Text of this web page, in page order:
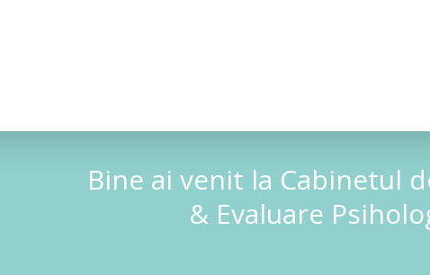
Bine ai venit la Cabinetul
& Evaluare